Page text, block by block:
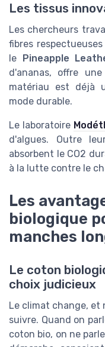
Les tissus
Les chercheurs
fibres
le
Pineapple
d'ananas, offre
matériau est déjà
mode durable.
Le laboratoire
d'algues. Outre
absorbent le CO2
à la lutte contre le
Les
biologique
manches
Le coton
choix judicieux
Le climat change, et
suivre. Quand on
coton bio, on ne